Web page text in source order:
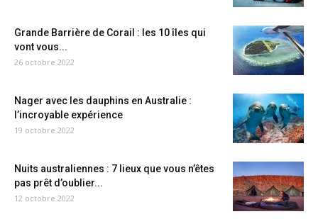
Grande Barrière de Corail : les 10 îles qui
vont vous...
26 octobre 2022
Nager avec les dauphins en Australie :
l’incroyable expérience
19 octobre 2022
Nuits australiennes : 7 lieux que vous n’êtes
pas prêt d’oublier...
12 octobre 2022